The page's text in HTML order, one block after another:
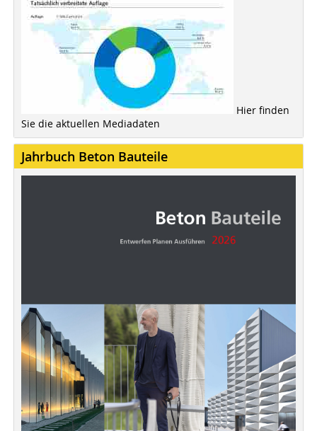
Hier finden
Sie die aktuellen Mediadaten
Jahrbuch Beton Bauteile